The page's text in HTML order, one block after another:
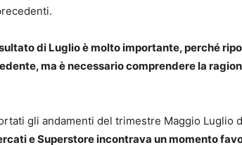
di Luglio è molto importante, perché
ma è necessario comprendere la
gli andamenti del trimestre Maggio Luglio
e Superstore incontrava un momento